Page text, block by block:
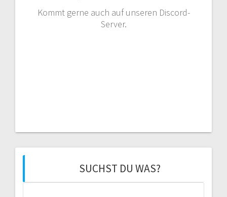
Kommt gerne auch auf unseren Discord-
Server.
SUCHST DU WAS?